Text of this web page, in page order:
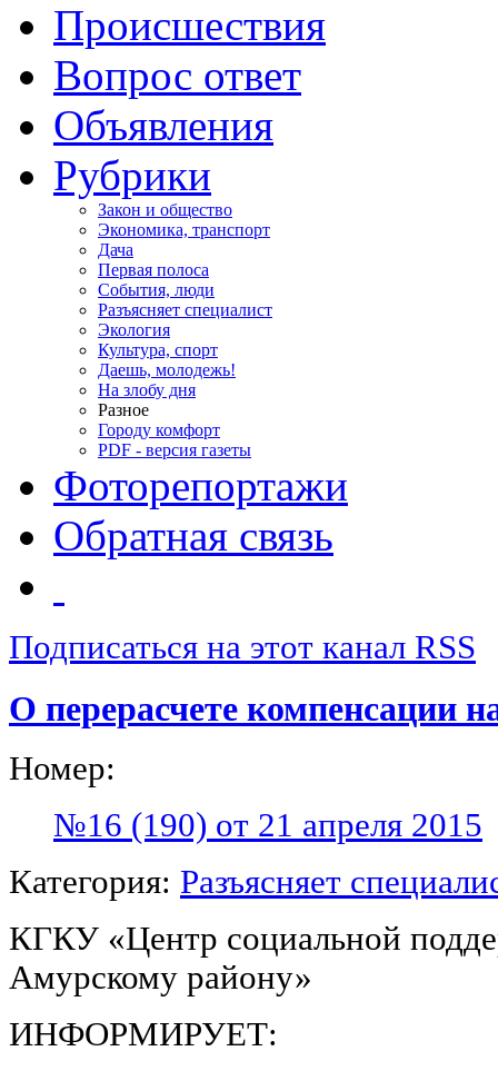
Происшествия
Вопрос ответ
Объявления
Рубрики
Закон и общество
Экономика, транспорт
Дача
Первая полоса
События, люди
Разъясняет специалист
Экология
Культура, спорт
Даешь, молодежь!
На злобу дня
Разное
Городу комфорт
PDF - версия газеты
Фоторепортажи
Обратная связь
Подписаться на этот канал RSS
О перерасчете компенсации
Номер:
№16 (190) от 21 апреля 2015
Категория: Разъясняет
КГКУ «Центр социальной
Амурскому району»
ИНФОРМИРУЕТ: